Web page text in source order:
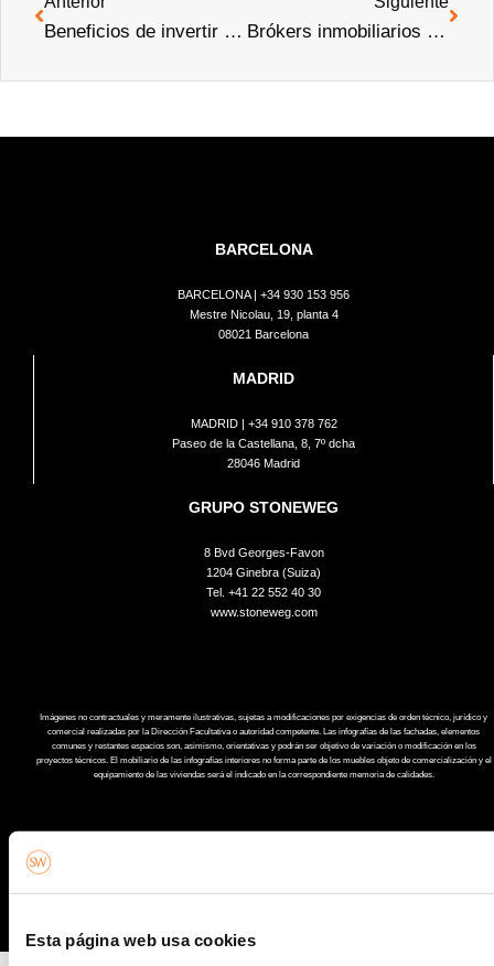
Esta página web usa cookies
Beneficios de invertir en propiedades residenciales Brókers inmobiliarios en Barcelona: todo lo que debes saber
BARCELONA
BARCELONA | +34 930 153 956
Mestre Nicolau, 19, planta 4
08021 Barcelona
MADRID
MADRID | +34 910 378 762
Paseo de la Castellana, 8, 7º dcha
28046 Madrid
GRUPO STONEWEG
8 Bvd Georges-Favon
1204 Ginebra (Suiza)
Tel. +41 22 552 40 30
www.stoneweg.com
Imágenes no contractuales y meramente ilustrativas, sujetas a modificaciones por exigencias de orden técnico, jurídico y
comercial realizadas por la Dirección Facultativa o autoridad competente. Las infografías de las fachadas, elementos
comunes y restantes espacios son, asimismo, orientativas y podrán ser objetivo de variación o modificación en los
proyectos técnicos. El mobiliario de las infografías interiores no forma parte de los muebles objeto de comercialización y el
equipamiento de las viviendas será el indicado en la correspondiente memoria de calidades.